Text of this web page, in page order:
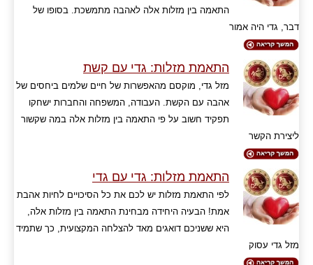
התאמה בין מזלות אלה לאהבה מתמשכת. בסופו של
דבר, גדי היה אמור
התאמת מזלות: גדי עם קשת
מזל גדי, מוקסם מהאפשרות של חיים שלמים ביחסים של
אהבה עם הקשת. העבודה, המשפחה והחברות ישחקו
תפקיד חשוב על פי התאמה בין מזלות אלה במה שקשור
ליצירת הקשר
התאמת מזלות: גדי עם גדי
לפי התאמת מזלות יש לכם את כל הסיכויים לחיות אהבת
אמת! הבעיה היחידה מבחינת התאמה בין מזלות אלה,
היא ששניכם דואגים מאד להצלחה המקצועית, כך שתמיד
מזל גדי עסוק